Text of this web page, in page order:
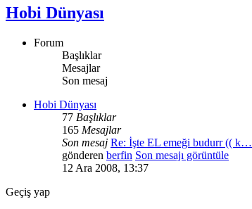
Hobi Dünyası
Forum
Başlıklar
Mesajlar
Son mesaj
Hobi Dünyası
77 Başlıklar
165 Mesajlar
Son mesaj Re: İşte EL emeği budurr (( k…
gönderen berfin Son mesajı görüntüle
12 Ara 2008, 13:37
Geçiş yap